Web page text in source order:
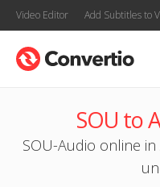
Video Editor Add Subtitles to
SOU to
SOU-Audio online